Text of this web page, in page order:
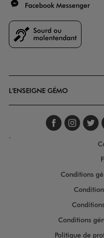
Facebook Messenger
L'ENSEIGNE GÉMO
.
Conditions
Conditions
Politique de